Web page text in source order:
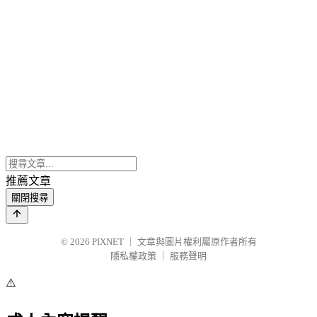
推薦文章
關閉搜尋
© 2026 PIXNET
文章與圖片權利屬原作者所有
隱私權政策
服務聲明
⚠️